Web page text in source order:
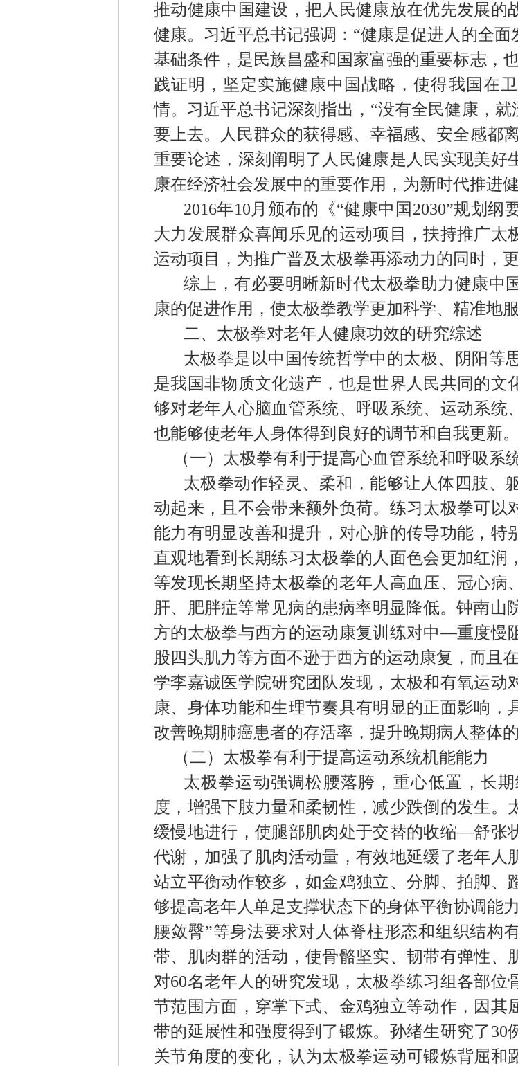
推动健康中国建设，把人民健康放在优先发展的
健康。习近平总书记强调： “健康是促进人的全面
基础条件，是民族昌盛和国家富强的重要标志，
践证明，坚定实施健康中国战略，使得我国在
情。习近平总书记深刻指出， “没有全民健康，就
要上去。人民群众的获得感、幸福感、安全感都离
重要论述，深刻阐明了 人民健康是 人民实现美好
康在经济社会发展中的重要作用，为新时代推进
2016年10 月颁布的《“健康中国 2030”规划纲
大力发展群众喜闻乐见的运动项目，扶持推广太
运动项目
， 为推广普及太极拳再添动力的同时，
综上，有必要明晰新时代太极拳助力健康中
康的促进作用，使太极拳教学更加科学、精准地
二、太极拳对老年人健康功效的研究综述
太极拳是以中国传统哲学中的太极、阴阳等
是我国非物质文化遗产，也是世界 人民共同的文
够对老年人心脑血管系统、呼吸系统、运动系统
也能够使老年人身体得到良好的调节和自我更新。
（一）太极拳有利于提高心血管系统和呼吸系
太极拳动作轻灵 、柔和，能够让人体四肢、
动起来，
且不会带来额外负荷。练习太极拳可以
能力有明显改善和提升，对心脏的传导功能，特
直观地看到长期练习太极拳的人面色会更加红润
等发现长期坚持太极拳的老年人高血压、冠心病
肝、肥胖症等常见病的患病率明显降低。钟南山
方的太极拳与西方的运动康复训练对中—重度慢
股四头肌力等方面不逊于西方的运动康复，而且在
学李嘉诚医学院研究团队发现，太极和有氧运动
康、身体功能和生理节奏具有明显的正面影响，
改善晚期肺癌患者的存活率，提升晚期病人整体的
（二）太极拳有利于提高运动系统机能能力
太极拳运动强调松腰落胯，重心低置 ，长
度，增强下肢力量和柔韧性，减少跌倒的发生。
缓慢地进行 ，使腿部肌肉处于交替的收缩—舒张
代谢 ， 加强了肌肉活动量，有效地延缓了老年人
站立平衡动作较多，如金鸡独立、分脚、拍脚、
够提高老年人单足支撑状态下的身体平衡协调能力
腰敛臀”等身法要求对人体脊柱形态和组织结构
带、肌肉群的活动，使骨骼坚实、韧带有弹性、
对60名老年人 的研究发现，太极拳练习组各部位
节范围方面，穿掌下式、金鸡独立等动作，因其
带的延展性和强度得到了锻炼。孙绪生研究了30
关节角度的变化，认为太极拳运动可锻炼背屈和